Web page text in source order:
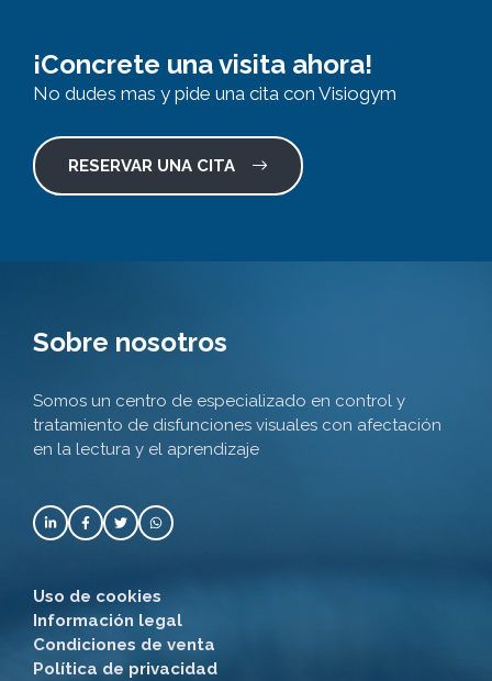
¡Concrete una visita ahora!
No dudes mas y pide una cita con Visiogym
RESERVAR UNA CITA
Sobre nosotros
Somos un centro de especializado en control y
tratamiento de disfunciones visuales con afectación
en la lectura y el aprendizaje
Uso de cookies
Información legal
Condiciones de venta
Política de privacidad